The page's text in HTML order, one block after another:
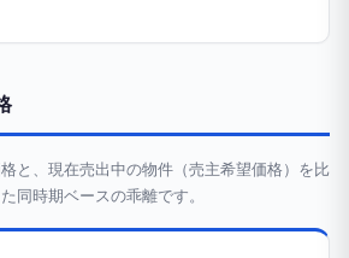
と、現在売出中の物件（売主希望価格）を比
同時期ベースの乖離です。